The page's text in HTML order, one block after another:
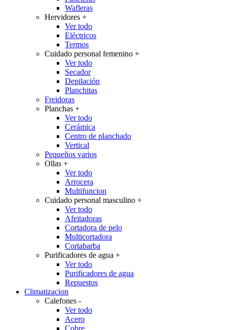
Wafleras
Hervidores +
Ver todo
Eléctricos
Termos
Cuidado personal femenino +
Ver todo
Secador
Depilación
Planchitas
Freidoras
Planchas +
Ver todo
Cerámica
Centro de planchado
Vertical
Pequeños varios
Ollas +
Ver todo
Arrocera
Multifuncion
Cuidado personal masculino +
Ver todo
Afeitadoras
Cortadora de pelo
Multicortadora
Cortabarba
Purificadores de agua +
Ver todo
Purificadores de agua
Repuestos
Climatizacion
Calefones -
Ver todo
Acero
Cobre